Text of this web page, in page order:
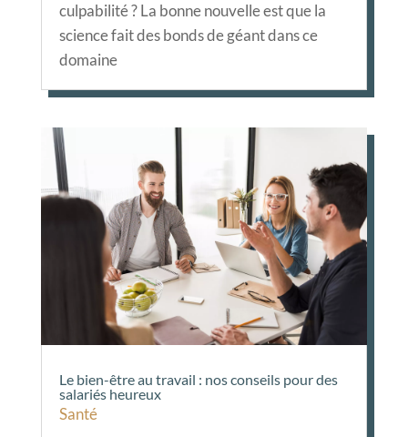
culpabilité ? La bonne nouvelle est que la
science fait des bonds de géant dans ce
domaine
Le bien-être au travail : nos conseils pour des
salariés heureux
Santé